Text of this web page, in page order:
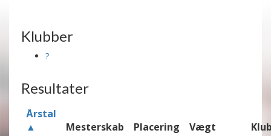
Klubber
?
Resultater
Årstal
▲
Mesterskab Placering Vægt